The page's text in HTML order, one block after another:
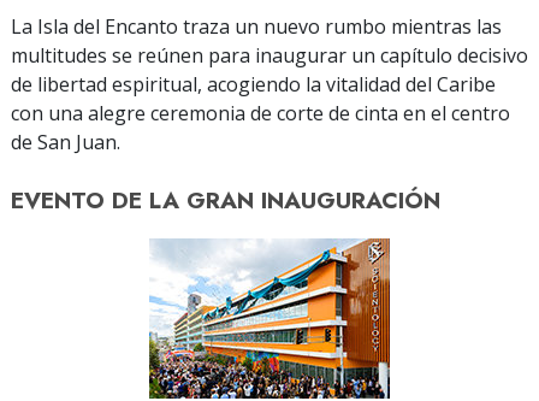
La Isla del Encanto traza un nuevo rumbo mientras las
multitudes se reúnen para inaugurar un capítulo decisivo
de libertad espiritual, acogiendo la vitalidad del Caribe
con una alegre ceremonia de corte de cinta en el centro
de San Juan.
EVENTO DE LA GRAN INAUGURACIÓN